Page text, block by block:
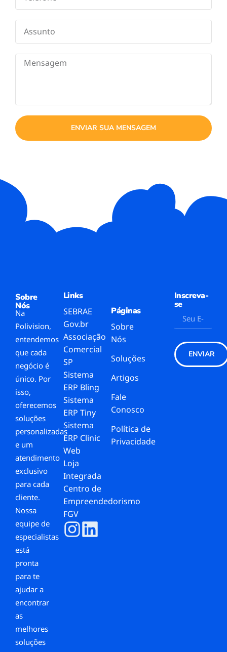
ENVIAR SUA MENSAGEM
Sobre
Nós
Na
Polivision,
entendemos
que cada
negócio é
único. Por
isso,
oferecemos
soluções
personalizadas
e um
atendimento
exclusivo
para cada
cliente.
Nossa
equipe de
especialistas
está
pronta
para te
ajudar a
encontrar
as
melhores
soluções
Links
SEBRAE
Gov.br
Associação
Comercial
SP
Sistema
ERP Bling
Sistema
ERP Tiny
Sistema
ERP Clinic
Web
Loja
Integrada
Centro de
Empreendedorismo
FGV
Páginas
Sobre
Nós
Soluções
Artigos
Fale
Conosco
Política de
Privacidade
Inscreva-
se
ENVIAR